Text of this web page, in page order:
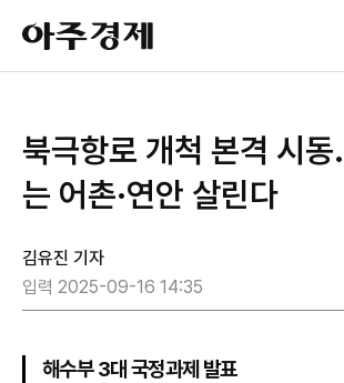
아
주
경
북극항로 개척 본격 시
는 어촌·연안 살린다
김유진 기자
입력 2025-09-16 14:35
해수부 3대 국정과제 발표